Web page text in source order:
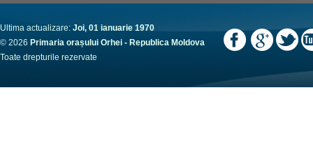
Ultima actualizare: Joi, 01 ianuarie 1970
© 2026 Primaria orașului Orhei - Republica Moldova
Toate drepturile rezervate